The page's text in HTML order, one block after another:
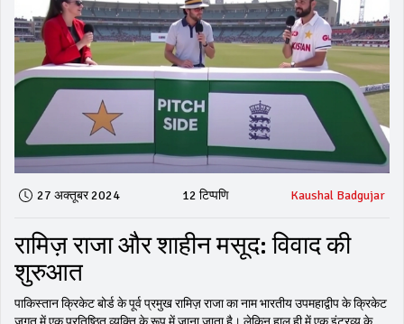
27 अक्तूबर 2024 12 टिप्पणि Kaushal Badgujar
रामिज़ राजा और शाहीन मसूद: विवाद की
शुरुआत
पाकिस्तान क्रिकेट बोर्ड के पूर्व प्रमुख रामिज़ राजा का नाम भारतीय उपमहाद्वीप के क्रिकेट